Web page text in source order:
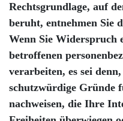
Rechtsgrundlage, auf
beruht, entnehmen Sie
Wenn Sie Widerspruch
betroffenen
verarbeiten, es sei
schutzwürdige Gründe
nachweisen, die Ihre